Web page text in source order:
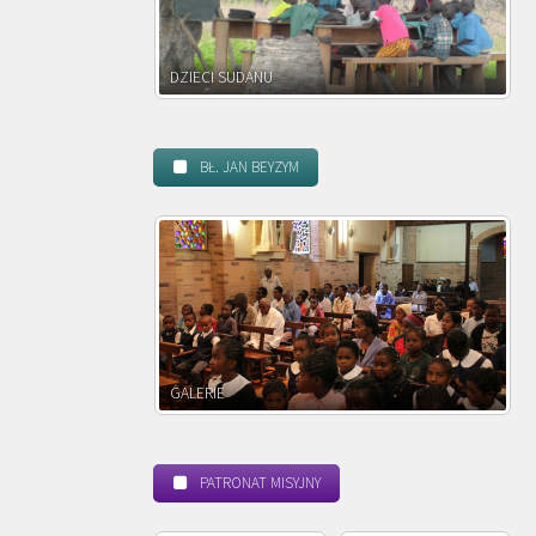
DZIECI ZAMBII
BŁ. JAN BEYZYM
POWOŁANIE MISYJNE
PATRONAT MISYJNY